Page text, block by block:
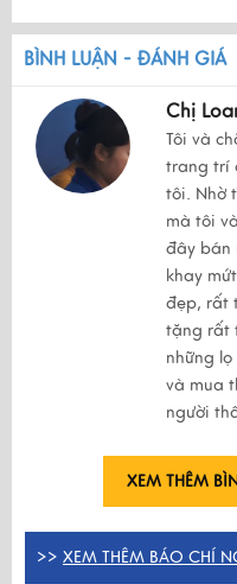
BÌNH LUẬN - ĐÁNH GIÁ
Chị
Tôi và
trang trí
tôi. Nhờ
mà tôi
đây bán
khay
đẹp, rất
tặng rất
những
và mua
người
XEM THÊM
>> XEM THÊM BÁO CHÍ